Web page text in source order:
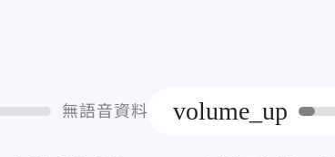
無語音資料 volume_up